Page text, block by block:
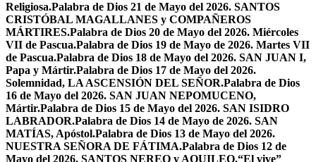
Religiosa.Palabra de Dios 21 de Mayo del 2026. SANTOS
CRISTÓBAL MAGALLANES y COMPAÑEROS
MÁRTIRES.Palabra de Dios 20 de Mayo del 2026. Miércoles
VII de Pascua.Palabra de Dios 19 de Mayo de 2026. Martes VII
de Pascua.Palabra de Dios 18 de Mayo del 2026. SAN JUAN I,
Papa y Mártir.Palabra de Dios 17 de Mayo del 2026.
Solemnidad, LA ASCENSIÓN DEL SEÑOR.Palabra de Dios
16 de Mayo del 2026. SAN JUAN NEPOMUCENO,
Mártir.Palabra de Dios 15 de Mayo del 2026. SAN ISIDRO
LABRADOR.Palabra de Dios 14 de Mayo de 2026. SAN
MATÍAS, Apóstol.Palabra de Dios 13 de Mayo del 2026.
NUESTRA SEÑORA DE FÁTIMA.Palabra de Dios 12 de
Mayo del 2026. SANTOS NEREO y AQUILEO.“El vive”